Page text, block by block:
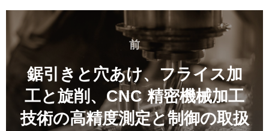
稿
ナ
ビ
ゲ
前
前
鋸引きと穴あけ、フライス加
工と旋削、CNC 精密機械加工
技術の高精度測定と制御の取扱